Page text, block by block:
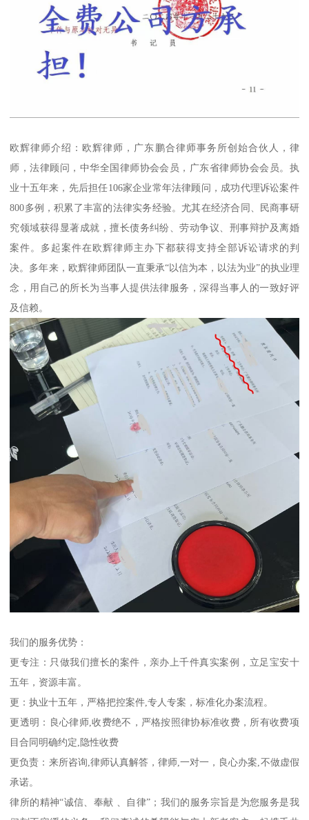
欧辉律师介绍：欧辉律师，广东鹏合律师事务所创始合伙人，律
师，法律顾问，中华全国律师协会会员，广东省律师协会会员。执
业十五年来，先后担任106家企业常年法律顾问，成功代理诉讼案件
800多例，积累了丰富的法律实务经验。尤其在经济合同、民商事研
究领域获得显著成就，擅长债务纠纷、劳动争议、刑事辩护及离婚
案件。多起案件在欧辉律师主办下都获得支持全部诉讼请求的判
决。多年来，欧辉律师团队一直秉承“以信为本，以法为业”的执业理
念，用自己的所长为当事人提供法律服务，深得当事人的一致好评
及信赖。
我们的服务优势：
更专注：只做我们擅长的案件，亲办上千件真实案例，立足宝安十
五年，资源丰富。
更：执业十五年，严格把控案件,专人专案，标准化办案流程。
更透明：良心律师,收费绝不，严格按照律协标准收费，所有收费项
目合同明确约定,隐性收费
更负责：来所咨询,律师认真解答，律师,一对一，良心办案,不做虚假
承诺。
律所的精神“诚信、奉献 、自律”；我们的服务宗旨是为您服务是我